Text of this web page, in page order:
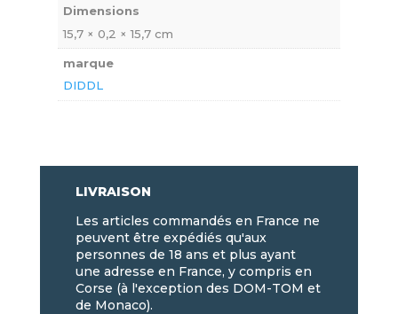
Dimensions
15,7 × 0,2 × 15,7 cm
marque
DIDDL
LIVRAISON
Les articles commandés en France ne
peuvent être expédiés qu'aux
personnes de 18 ans et plus ayant
une adresse en France, y compris en
Corse (à l'exception des DOM-TOM et
de Monaco).